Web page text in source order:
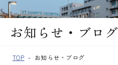
お知らせ・ブログ
TOP お知らせ・ブログ